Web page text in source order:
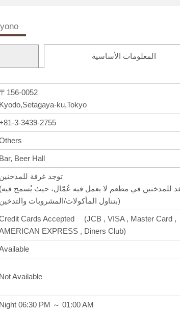
المعلومات الأساسية
〒156-0052
Kyodo,Setagaya-ku,Tokyo
3-3439-2755
Bar, Beer Hall
توجد غرفة للمدخنين
(مقاعد للمدخنين في مطعم لا يعمل فيه عُمّال، حيث يُسمح فيه
بتناول المأكولات/المشروبات والتدخين)
Cards Accepted (JCB , VISA , Master Card ,
EXPRESS , Diners Club)
Not Available
Night 06:30 PM ～ 01:00 AM